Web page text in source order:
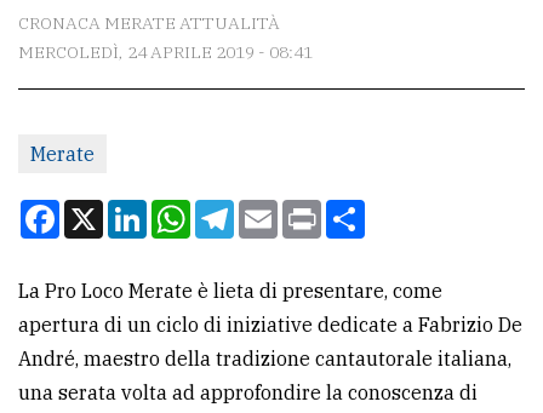
CONTATTI
Scrivici
Per
la
pubblicità
CERCA
CRONACA MERATE ATTUALITÀ
MERCOLEDÌ, 24 APRILE 2019 - 08:41
Merate
Facebook
X LinkedInWhatsApp
Telegram
EmailPrint
La Pro Loco Merate è lieta di presentare, come
apertura di un ciclo di iniziative dedicate a Fabrizio De
André, maestro della tradizione cantautorale italiana,
una serata volta ad approfondire la conoscenza di